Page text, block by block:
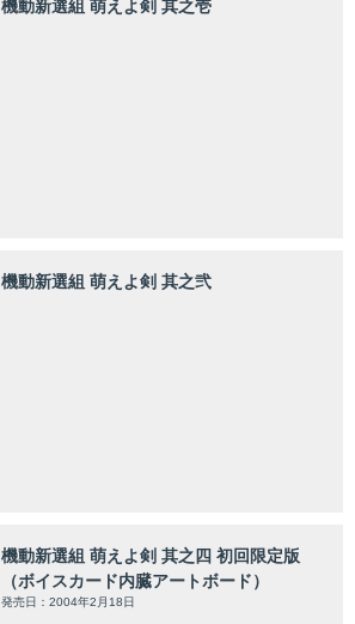
機動新選組 萌えよ剣 其之壱
機動新選組 萌えよ剣 其之弐
機動新選組 萌えよ剣 其之四 初回限定版
（ボイスカード内臓アートボード）
発売日：2004年2月18日